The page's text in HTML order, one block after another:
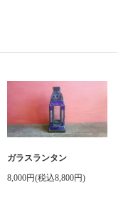
ガラスランタン
8,000円(税込8,800円)